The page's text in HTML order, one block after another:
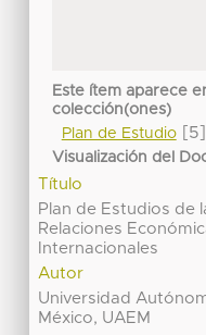
Este ítem aparece
colección(ones)
Plan de Estudio[5]
Visualización del
Título
Plan de Estudios de
Relaciones
Internacionales
Autor
Universidad
México, UAEM